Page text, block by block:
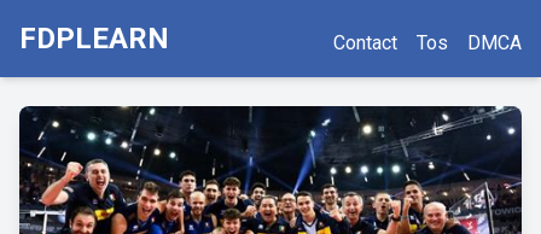
FDPLEARN Contact Tos DMCA